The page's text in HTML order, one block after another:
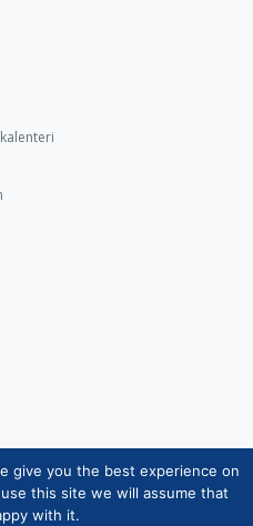
ry 2026 |
|Henkilötietojen
give you the best experience on
this site we will assume that
with it.